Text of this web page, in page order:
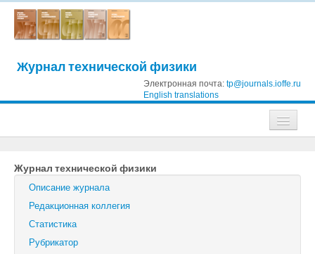
Журнал технической физики
Электронная почта: tp@journals.ioffe.ru
English translations
Журнал технической физики
Письма в Журнал технической физики
Физика твердого тела
Журнал технической физики
Описание журнала
Редакционная коллегия
Статистика
Рубрикатор